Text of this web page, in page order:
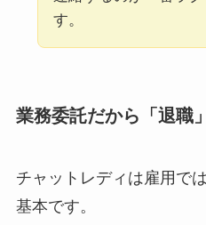
す。
業務委託だから「退職
チャットレディは雇用で
基本です。